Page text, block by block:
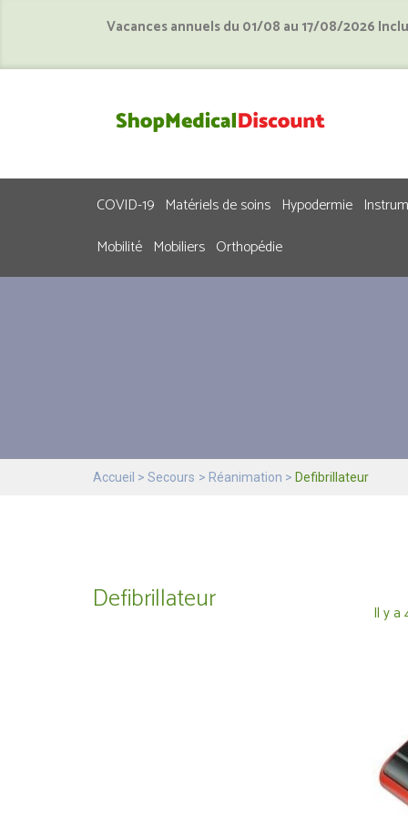
Vacances annuels du 01/08 au 17/08/2026
COVID-19 Matériels de soins Hypodermie
Mobilité Mobiliers Orthopédie
Accueil Secours Réanimation Defibrillateur
Defibrillateur Il y a